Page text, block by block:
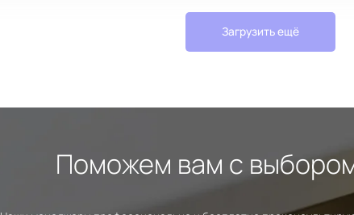
Загрузить ещё
Поможем вам с